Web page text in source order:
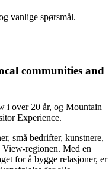
vanlige spørsmål.
communities and
i over 20 år, og Mountain
Experience.
små bedrifter, kunstnere,
regionen. Med en
for å bygge relasjoner, er